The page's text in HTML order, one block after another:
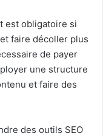
est obligatoire si
faire décoller plus
de payer
une structure
et faire des
des outils SEO